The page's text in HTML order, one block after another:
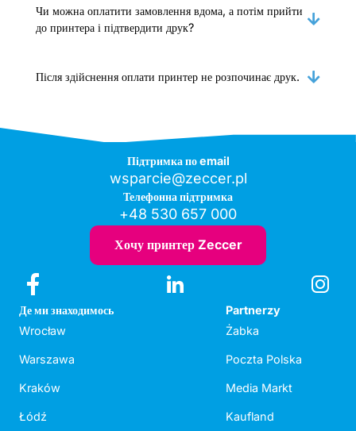
Чи можна оплатити замовлення вдома, а потім прийти
до принтера і підтвердити друк?
Після здійснення оплати принтер не розпочинає друк.
Підтримка по email
wsparcie@zeccer.pl
Телефонна підтримка
+48 530 657 000
Хочу принтер Zeccer
Де ми знаходимось
Wrocław
Warszawa
Kraków
Łódź
Partnerzy
Żabka
Poczta Polska
Media Markt
Kaufland